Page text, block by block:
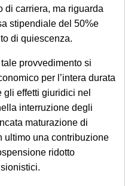
di carriera, ma riguarda
stipendiale del 50%e
di quiescenza.
provvedimento si
per l’intera durata
effetti giuridici nel
interruzione degli
maturazione di
ultimo una contribuzione
ridotto